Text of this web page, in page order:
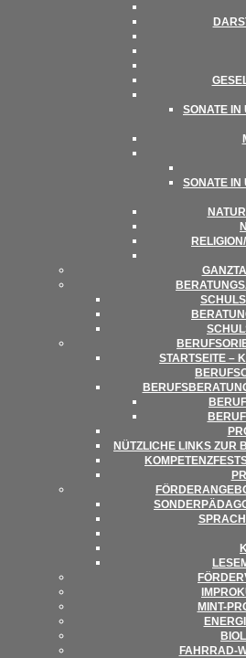
SONATE IN
SONATE IN
START­SEITE –
NÜTZ­LI­CHE LINKS ZUR
MINT-
FAHR­RAD-